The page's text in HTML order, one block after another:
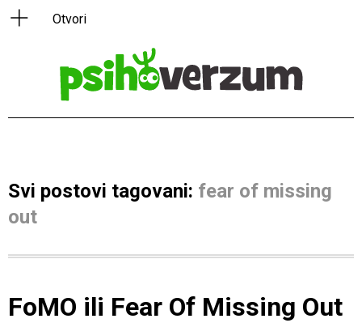
Svi postovi tagovani: fear of missing
out
FoMO ili Fear Of Missing Out